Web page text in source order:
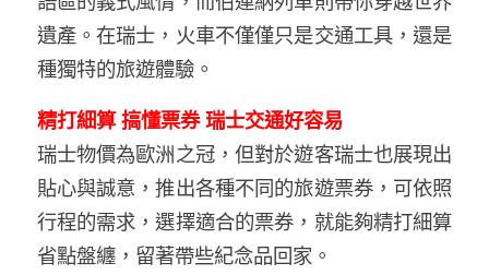
遺產。在瑞士，火車不僅僅只是交通工具，還是
種獨特的旅遊體驗。
精打細算 搞懂票券 瑞士交通好容易
瑞士物價為歐洲之冠，但對於遊客瑞士也展現出
貼心與誠意，推出各種不同的旅遊票券，可依照
行程的需求，選擇適合的票券，就能夠精打細算
省點盤纏，留著帶些紀念品回家。